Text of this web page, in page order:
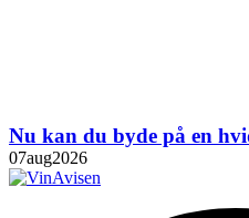
Nu kan du byde på en
07aug2026